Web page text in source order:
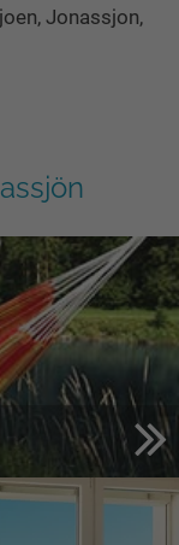
Jonassjon,